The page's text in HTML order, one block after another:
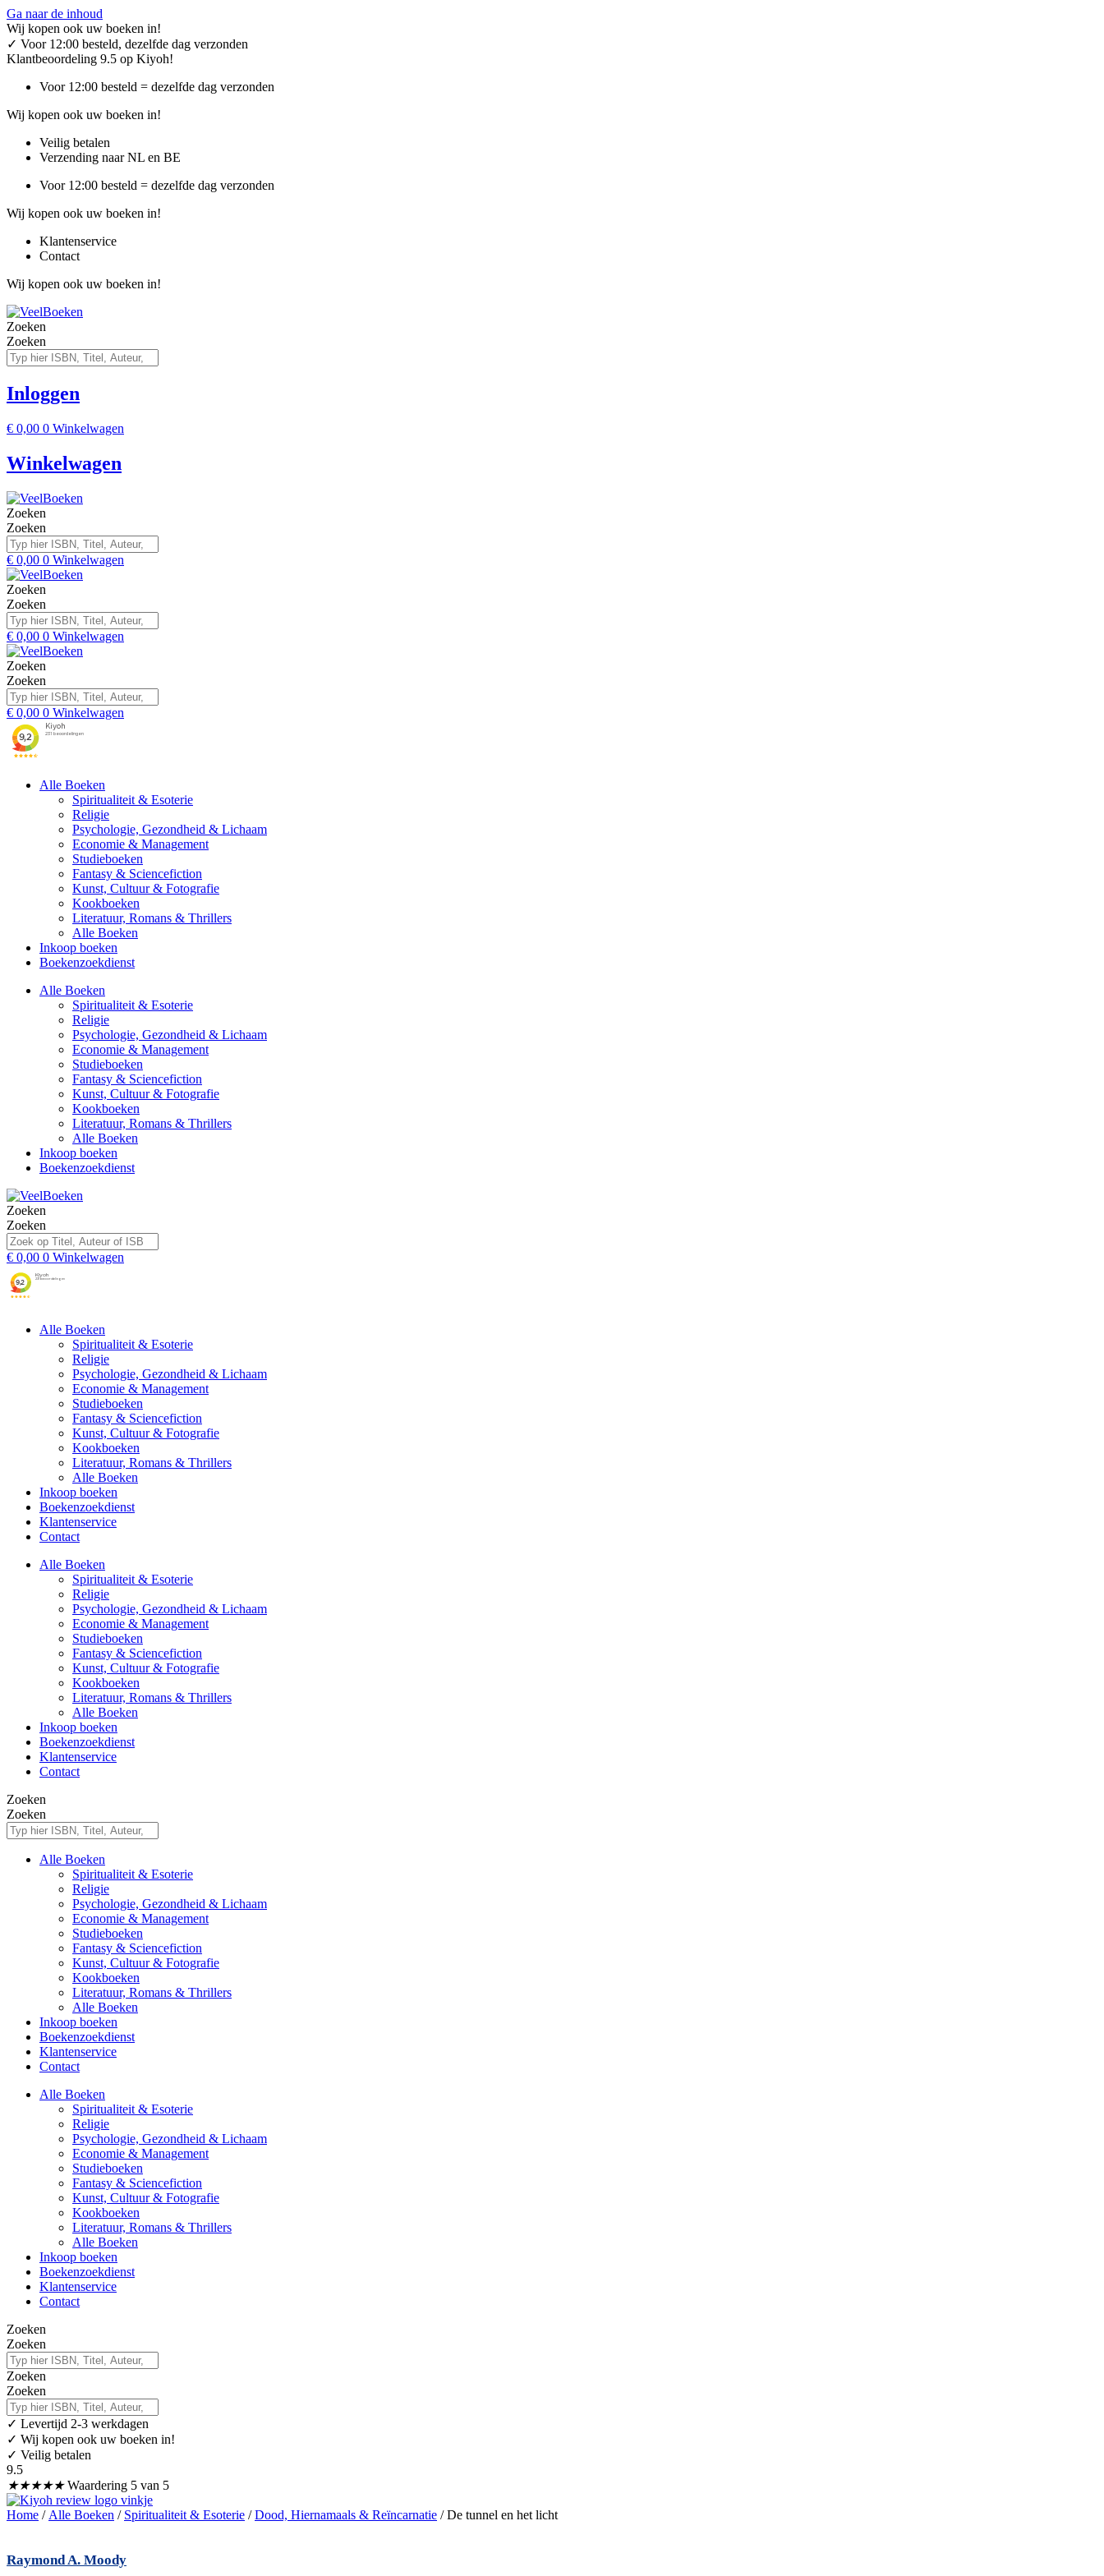
Ga naar de inhoud
Wij kopen ook uw boeken in!
✓ Voor 12:00 besteld, dezelfde dag verzonden
Klantbeoordeling 9.5 op Kiyoh!
Voor 12:00 besteld = dezelfde dag verzonden
Wij kopen ook uw boeken in!
Veilig betalen
Verzending naar NL en BE
Voor 12:00 besteld = dezelfde dag verzonden
Wij kopen ook uw boeken in!
Klantenservice
Contact
Wij kopen ook uw boeken in!
Zoeken
Zoeken
Inloggen
€ 0,00 0 Winkelwagen
Winkelwagen
Zoeken
Zoeken
€ 0,00 0 Winkelwagen
Zoeken
Zoeken
€ 0,00 0 Winkelwagen
Zoeken
Zoeken
€ 0,00 0 Winkelwagen
Alle Boeken
Spiritualiteit & Esoterie
Religie
Psychologie, Gezondheid & Lichaam
Economie & Management
Studieboeken
Fantasy & Sciencefiction
Kunst, Cultuur & Fotografie
Kookboeken
Literatuur, Romans & Thrillers
Alle Boeken
Inkoop boeken
Boekenzoekdienst
Alle Boeken
Spiritualiteit & Esoterie
Religie
Psychologie, Gezondheid & Lichaam
Economie & Management
Studieboeken
Fantasy & Sciencefiction
Kunst, Cultuur & Fotografie
Kookboeken
Literatuur, Romans & Thrillers
Alle Boeken
Inkoop boeken
Boekenzoekdienst
Zoeken
Zoeken
€ 0,00 0 Winkelwagen
Alle Boeken
Spiritualiteit & Esoterie
Religie
Psychologie, Gezondheid & Lichaam
Economie & Management
Studieboeken
Fantasy & Sciencefiction
Kunst, Cultuur & Fotografie
Kookboeken
Literatuur, Romans & Thrillers
Alle Boeken
Inkoop boeken
Boekenzoekdienst
Klantenservice
Contact
Alle Boeken
Spiritualiteit & Esoterie
Religie
Psychologie, Gezondheid & Lichaam
Economie & Management
Studieboeken
Fantasy & Sciencefiction
Kunst, Cultuur & Fotografie
Kookboeken
Literatuur, Romans & Thrillers
Alle Boeken
Inkoop boeken
Boekenzoekdienst
Klantenservice
Contact
Zoeken
Zoeken
Alle Boeken
Spiritualiteit & Esoterie
Religie
Psychologie, Gezondheid & Lichaam
Economie & Management
Studieboeken
Fantasy & Sciencefiction
Kunst, Cultuur & Fotografie
Kookboeken
Literatuur, Romans & Thrillers
Alle Boeken
Inkoop boeken
Boekenzoekdienst
Klantenservice
Contact
Alle Boeken
Spiritualiteit & Esoterie
Religie
Psychologie, Gezondheid & Lichaam
Economie & Management
Studieboeken
Fantasy & Sciencefiction
Kunst, Cultuur & Fotografie
Kookboeken
Literatuur, Romans & Thrillers
Alle Boeken
Inkoop boeken
Boekenzoekdienst
Klantenservice
Contact
Zoeken
Zoeken
Zoeken
Zoeken
✓ Levertijd 2-3 werkdagen
✓ Wij kopen ook uw boeken in!
✓ Veilig betalen
9.5
★★★★★ Waardering 5 van 5
Home / Alle Boeken / Spiritualiteit & Esoterie /Dood, Hiernamaals & Reïncarnatie / De tunnel en het licht
Raymond A. Moody